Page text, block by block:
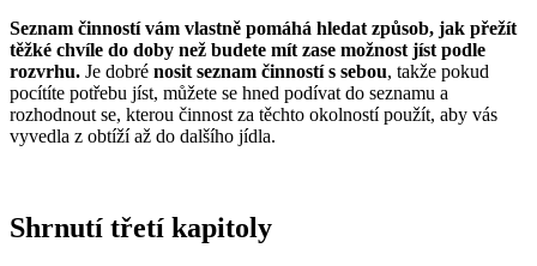
Seznam činností vám vlastně pomáhá hledat způsob, jak přežít
těžké chvíle do doby než budete mít zase možnost jíst podle
rozvrhu. Je dobré nosit seznam činností s sebou, takže pokud
pocítíte potřebu jíst, můžete se hned podívat do seznamu a
rozhodnout se, kterou činnost za těchto okolností použít, aby vás
vyvedla z obtíží až do dalšího jídla.
Shrnutí třetí kapitoly